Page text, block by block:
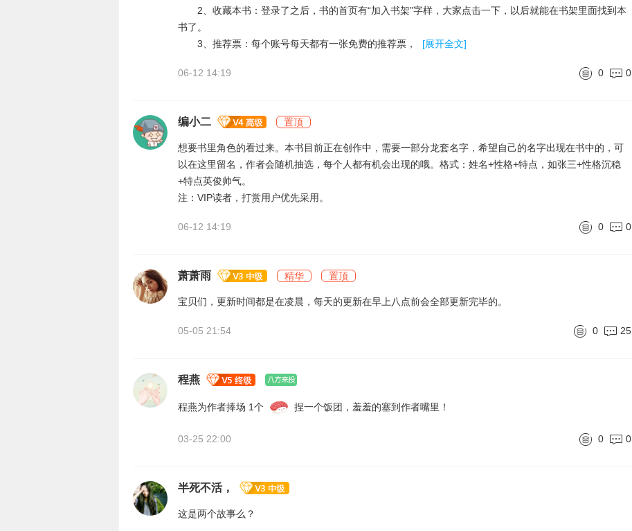
2、收藏本书：登录了之后，书的首页有“加入书架”字样，大家点击一下，以后就能在书架里面找到本
书了。
3、推荐票：每个账号每天都有一张免费的推荐票，
[展开全文]
06-12 14:19 0 0
编小二 置顶
想要书里角色的看过来。本书目前正在创作中，需要一部分龙套名字，希望自己的名字出现在书中的，可
以在这里留名，作者会随机抽选，每个人都有机会出现的哦。格式：姓名+性格+特点，如张三+性格沉稳
+特点英俊帅气。
注：VIP读者，打赏用户优先采用。
06-12 14:19 0 0
萧萧雨 精华 置顶
宝贝们，更新时间都是在凌晨，每天的更新在早上八点前会全部更新完毕的。
05-05 21:54 0 25
程燕
程燕为作者捧场 1个 捏一个饭团，羞羞的塞到作者嘴里！
03-25 22:00 0 0
半死不活，
这是两个故事么？